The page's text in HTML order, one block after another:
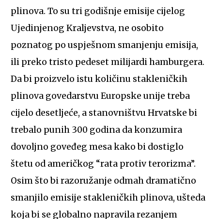
plinova. To su tri godišnje emisije cijelog
Ujedinjenog Kraljevstva, ne osobito
poznatog po uspješnom smanjenju emisija,
ili preko tristo pedeset milijardi hamburgera.
Da bi proizvelo istu količinu stakleničkih
plinova govedarstvu Europske unije treba
cijelo desetljeće, a stanovništvu Hrvatske bi
trebalo punih 300 godina da konzumira
dovoljno goveđeg mesa kako bi dostiglo
štetu od američkog “rata protiv terorizma”.
Osim što bi razoružanje odmah dramatično
smanjilo emisije stakleničkih plinova, ušteda
koja bi se globalno napravila rezanjem